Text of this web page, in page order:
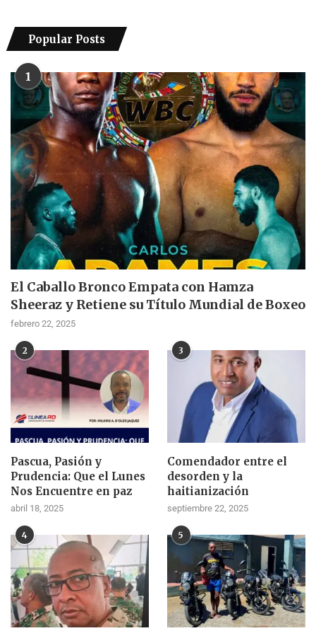
Popular Posts
1
El Caballo Bronco Empata con Hamza
Sheeraz y Retiene su Título Mundial de Boxeo
febrero 22, 2025
2
Pascua, Pasión y
Prudencia: Que el Lunes
Nos Encuentre en paz
abril 18, 2025
3
Comendador entre el
desorden y la
haitianización
septiembre 22, 2025
4 5